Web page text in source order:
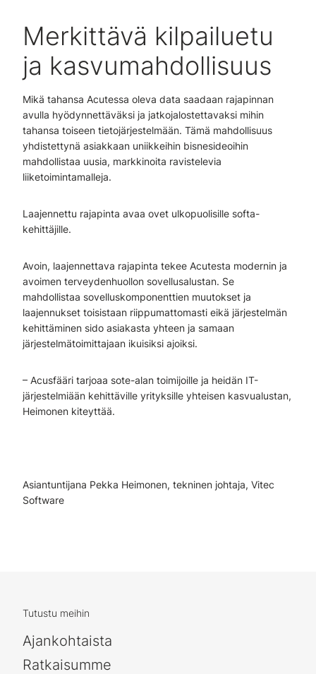
Merkittävä kilpailuetu
ja kasvumahdollisuus
Mikä tahansa Acutessa oleva data saadaan rajapinnan
avulla hyödynnettäväksi ja jatkojalostettavaksi mihin
tahansa toiseen tietojärjestelmään. Tämä mahdollisuus
yhdistettynä asiakkaan uniikkeihin bisnesideoihin
mahdollistaa uusia, markkinoita ravistelevia
liiketoimintamalleja.
Laajennettu rajapinta avaa ovet ulkopuolisille softa-
kehittäjille.
Avoin, laajennettava rajapinta tekee Acutesta modernin ja
avoimen terveydenhuollon sovellusalustan. Se
mahdollistaa sovelluskomponenttien muutokset ja
laajennukset toisistaan riippumattomasti eikä järjestelmän
kehittäminen sido asiakasta yhteen ja samaan
järjestelmätoimittajaan ikuisiksi ajoiksi.
– Acusfääri tarjoaa sote-alan toimijoille ja heidän IT-
järjestelmiään kehittäville yrityksille yhteisen kasvualustan,
Heimonen kiteyttää.
Asiantuntijana Pekka Heimonen, tekninen johtaja, Vitec
Software
Tutustu meihin
Ajankohtaista
Ratkaisumme